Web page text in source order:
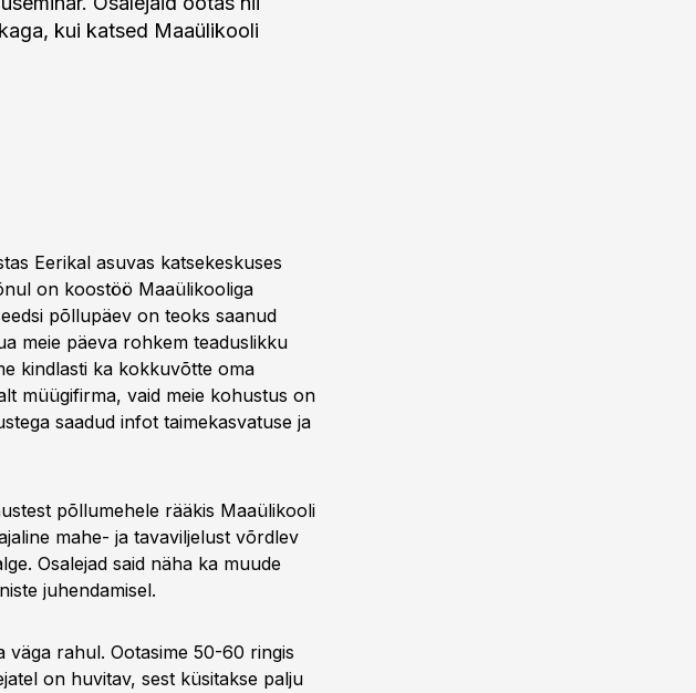
kui katsed Maaülikooli
Eerikal asuvas katsekeskuses
on koostöö Maaülikooliga
põllupäev on teoks saanud
meie päeva rohkem teaduslikku
kindlasti ka kokkuvõtte oma
müügifirma, vaid meie kohustus on
saadud infot taimekasvatuse ja
põllumehele rääkis Maaülikooli
mahe- ja tavaviljelust võrdlev
Osalejad said näha ka muude
juhendamisel.
väga rahul. Ootasime 50-60 ringis
on huvitav, sest küsitakse palju